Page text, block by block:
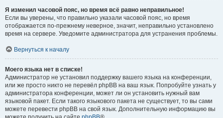
Я изменил часовой пояс, но время всё равно неправильное!
Если вы уверены, что правильно указали часовой пояс, но время
отображается по-прежнему неверное, значит, неправильно установлено
время на сервере. Уведомите администратора для устранения проблемы.
Вернуться к началу
Моего языка нет в списке!
Администратор не установил поддержку вашего языка на конференции,
или же просто никто не перевёл phpBB на ваш язык. Попробуйте узнать у
администратора конференции, может ли он установить нужный вам
языковой пакет. Если такого языкового пакета не существует, то вы сами
можете перевести phpBB на свой язык. Дополнительную информацию вы